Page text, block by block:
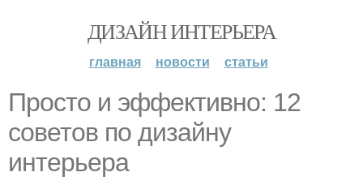
ДИЗАЙН ИНТЕРЬЕРА
главная новости статьи
Просто и эффективно: 12
советов по дизайну
интерьера